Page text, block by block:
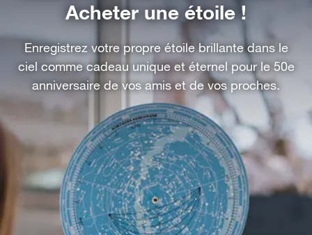
Acheter une étoile !
Enregistrez votre propre étoile brillante dans le
ciel comme cadeau unique et éternel pour le 50e
anniversaire de vos amis et de vos proches.